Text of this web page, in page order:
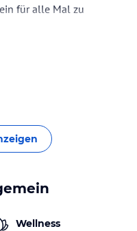
für alle Mal zu
Im
Hallenbädern, aber
30 °C.
Wellness